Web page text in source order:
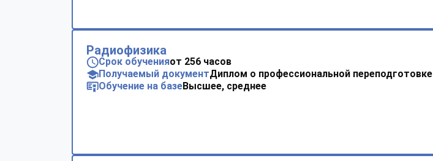
Радиофизика
Срок обученияот 256 часов
Получаемый документДиплом о профессиональной переподготовке
Обучение на базеВысшее, среднее